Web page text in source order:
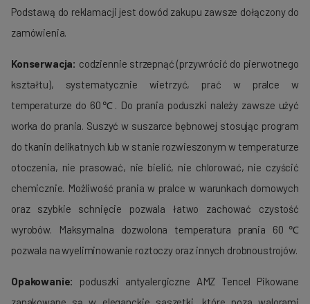
Podstawą do reklamacji jest dowód zakupu zawsze dołączony do
zamówienia.
Konserwacja: codziennie strzepnąć (przywrócić do pierwotnego
kształtu), systematycznie wietrzyć, prać w pralce w
temperaturze do 60℃. Do prania poduszki należy zawsze użyć
worka do prania. Suszyć w suszarce bębnowej stosując program
do tkanin delikatnych lub w stanie rozwieszonym w temperaturze
otoczenia, nie prasować, nie bielić, nie chlorować, nie czyścić
chemicznie. Możliwość prania w pralce w warunkach domowych
oraz szybkie schnięcie pozwala łatwo zachować czystość
wyrobów. Maksymalna dozwolona temperatura prania 60℃
pozwala na wyeliminowanie roztoczy oraz innych drobnoustrojów.
Opakowanie: poduszki antyalergiczne AMZ Tencel Pikowane